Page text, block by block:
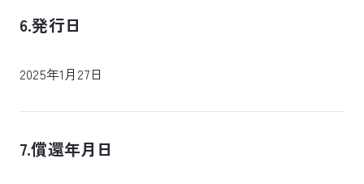
6.発行日
2025年1月27日
7.償還年月日